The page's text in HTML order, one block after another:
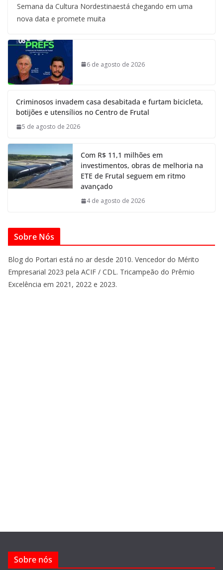
Semana da Cultura Nordestinaestá chegando em uma
nova data e promete muita
6 de agosto de 2026
Criminosos invadem casa desabitada e furtam bicicleta,
botijões e utensílios no Centro de Frutal
5 de agosto de 2026
Com R$ 11,1 milhões em
investimentos, obras de melhoria na
ETE de Frutal seguem em ritmo
avançado
4 de agosto de 2026
Sobre Nós
Blog do Portari está no ar desde 2010. Vencedor do Mérito
Empresarial 2023 pela ACIF / CDL. Tricampeão do Prêmio
Excelência em 2021, 2022 e 2023.
Sobre nós